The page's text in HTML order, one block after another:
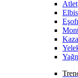
Atlet